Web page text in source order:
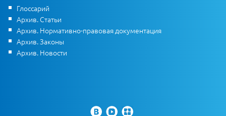
Глоссарий
Архив. Статьи
Архив. Нормативно-правовая документация
Архив. Законы
Архив. Новости